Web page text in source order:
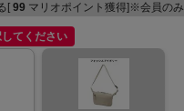
ルウェア
[ 99 マリオポイント獲得]※会員のみ
てください